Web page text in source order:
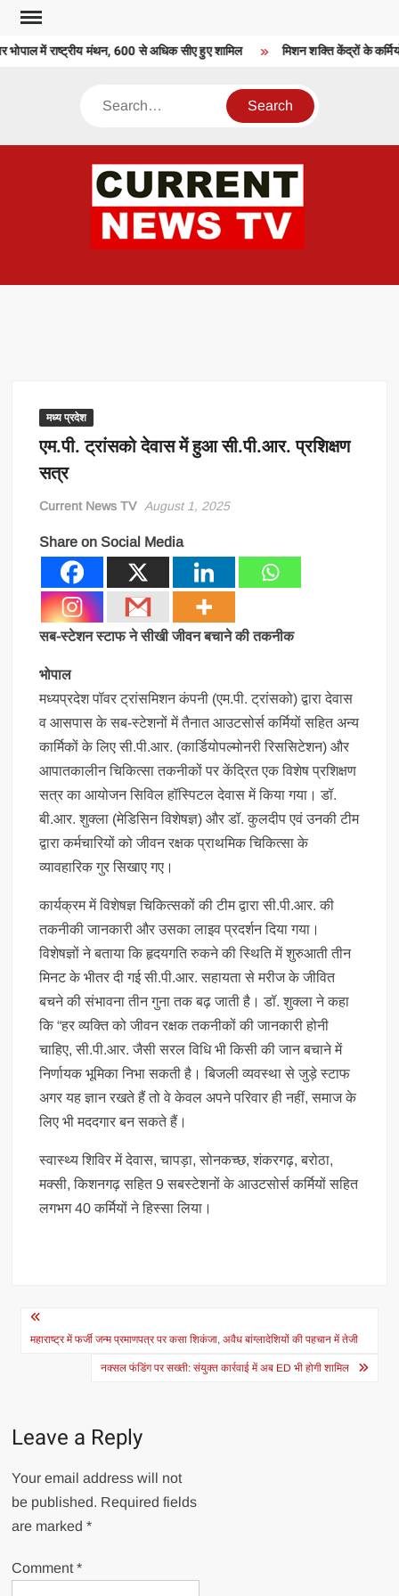
Skip
contentमें राष्ट्रीय मंथन, 600 से अधिक सीए हुए शामिल मिशन शक्ति केंद्रों के
Search
मध्य प्रदेश
एम.पी. ट्रांसको देवास में हुआ सी.पी.आर. प्रशिक्षण
सत्र
Current News TV August 1, 2025
Share on Social Media
सब-स्टेशन स्टाफ ने सीखी जीवन बचाने की तकनीक
भोपाल
मध्यप्रदेश पॉवर ट्रांसमिशन कंपनी (एम.पी. ट्रांसको) द्वारा देवास
व आसपास के सब-स्टेशनों में तैनात आउटसोर्स कर्मियों सहित अन्य
कार्मिकों के लिए सी.पी.आर. (कार्डियोपल्मोनरी रिससिटेशन) और
आपातकालीन चिकित्सा तकनीकों पर केंद्रित एक विशेष प्रशिक्षण
सत्र का आयोजन सिविल हॉस्पिटल देवास में किया गया। डॉ.
बी.आर. शुक्ला (मेडिसिन विशेषज्ञ) और डॉ. कुलदीप एवं उनकी टीम
द्वारा कर्मचारियों को जीवन रक्षक प्राथमिक चिकित्सा के
व्यावहारिक गुर सिखाए गए।
कार्यक्रम में विशेषज्ञ चिकित्सकों की टीम द्वारा सी.पी.आर. की
तकनीकी जानकारी और उसका लाइव प्रदर्शन दिया गया।
विशेषज्ञों ने बताया कि हृदयगति रुकने की स्थिति में शुरुआती तीन
मिनट के भीतर दी गई सी.पी.आर. सहायता से मरीज के जीवित
बचने की संभावना तीन गुना तक बढ़ जाती है। डॉ. शुक्ला ने कहा
कि “हर व्यक्ति को जीवन रक्षक तकनीकों की जानकारी होनी
चाहिए, सी.पी.आर. जैसी सरल विधि भी किसी की जान बचाने में
निर्णायक भूमिका निभा सकती है। बिजली व्यवस्था से जुड़े स्टाफ
अगर यह ज्ञान रखते हैं तो वे केवल अपने परिवार ही नहीं, समाज के
लिए भी मददगार बन सकते हैं।
स्वास्थ्य शिविर में देवास, चापड़ा, सोनकच्छ, शंकरगढ़, बरोठा,
मक्सी, किशनगढ़ सहित 9 सबस्टेशनों के आउटसोर्स कर्मियों सहित
लगभग 40 कर्मियों ने हिस्सा लिया।
Post
navigation
महाराष्ट्र में फर्जी जन्म प्रमाणपत्र पर कसा शिकंजा, अवैध बांग्लादेशियों की पहचान में तेजी
नक्सल फंडिंग पर सख्ती: संयुक्त कार्रवाई में अब ED भी होगी शामिल
Leave a Reply
Your email address will not
be published. Required fields
are marked*
Comment*